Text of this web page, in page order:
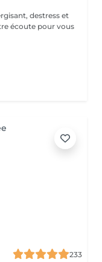
écoute pour vous
233